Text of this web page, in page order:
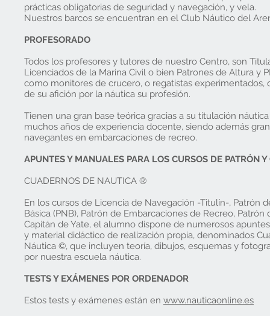
prácticas obligatorias de seguridad y navegación, y vela.
Nuestros barcos se encuentran en el Club Náutico del
PROFESORADO
Todos los profesores y tutores de nuestro Centro, son
Licenciados de la Marina Civil o bien Patrones de Altura y
como monitores de crucero, o regatistas experimentados,
de su afición por la náutica su profesión.
Tienen una gran base teórica gracias a su titulación
muchos años de experiencia docente, siendo además
navegantes en embarcaciones de recreo.
APUNTES Y MANUALES PARA LOS CURSOS DE PATRÓN Y
CUADERNOS DE NAUTICA ®
En los cursos de Licencia de Navegación -Titulín-, Patrón
Básica (PNB), Patrón de Embarcaciones de Recreo, Patrón
Capitán de Yate, el alumno dispone de numerosos
y material didáctico de realización propia, denominados
Náutica ©, que incluyen teoría, dibujos, esquemas y
por nuestra escuela náutica.
TESTS Y EXÁMENES POR ORDENADOR
Estos tests y exámenes están en www.nauticaonline.es